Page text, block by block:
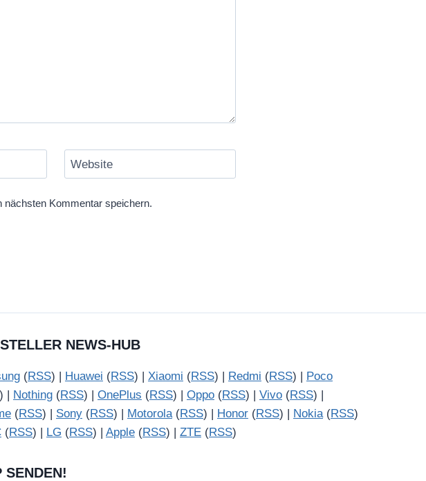
Website
Kommentar speichern.
NEWS-HUB
(RSS) | Huawei (RSS) | Xiaomi (RSS) | Redmi (RSS) | Poco
) | Nothing (RSS) | OnePlus (RSS) | Oppo (RSS) | Vivo (RSS) |
(RSS) | Sony (RSS) | Motorola(RSS) | Honor (RSS) | Nokia(RSS)
(RSS) | LG (RSS) | Apple (RSS) | ZTE (RSS)
SENDEN!